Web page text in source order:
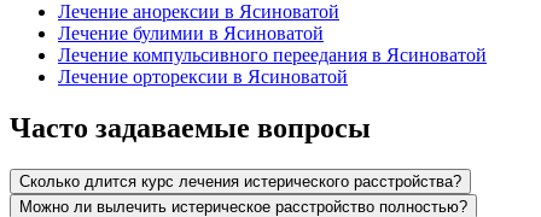
Лечение анорексии в Ясиноватой
Лечение булимии в Ясиноватой
Лечение компульсивного переедания в Ясиноватой
Лечение орторексии в Ясиноватой
Часто задаваемые вопросы
Сколько длится курс лечения истерического расстройства?
Можно ли вылечить истерическое расстройство полностью?